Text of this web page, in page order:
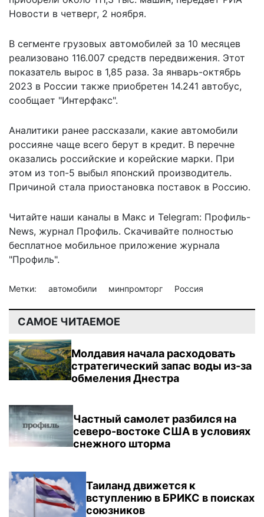
Новости в четверг, 2 ноября.
В сегменте грузовых автомобилей за 10 месяцев
реализовано 116.007 средств передвижения. Этот
показатель вырос в 1,85 раза. За январь-октябрь
2023 в России также приобретен 14.241 автобус,
сообщает "Интерфакс".
Аналитики ранее рассказали, какие автомобили
россияне чаще всего берут в кредит. В перечне
оказались российские и корейские марки. При
этом из топ-5 выбыл японский производитель.
Причиной стала приостановка поставок в Россию.
Читайте наши каналы в Макс и Telegram: Профиль-
News, журнал Профиль. Скачивайте полностью
бесплатное мобильное приложение журнала
"Профиль".
Метки: автомобили минпромторг Россия
САМОЕ ЧИТАЕМОЕ
Молдавия начала расходовать
стратегический запас воды из-за
обмеления Днестра
Частный самолет разбился на
северо-востоке США в условиях
снежного шторма
Таиланд движется к
вступлению в БРИКС в поисках
союзников